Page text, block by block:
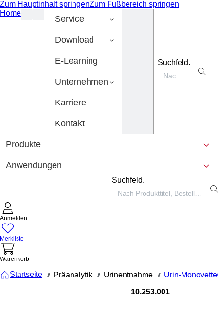
Zum Hauptinhalt springenZum Fußbereich springen
Home
Service
Download
E-Learning
Unternehmen
Karriere
Kontakt
Suchfeld.
Produkte
Anwendungen
Suchfeld.
Anmelden
Merkliste
Warenkorb
Startseite /// Präanalytik /// Urinentnahme /// Urin-
10.253.001